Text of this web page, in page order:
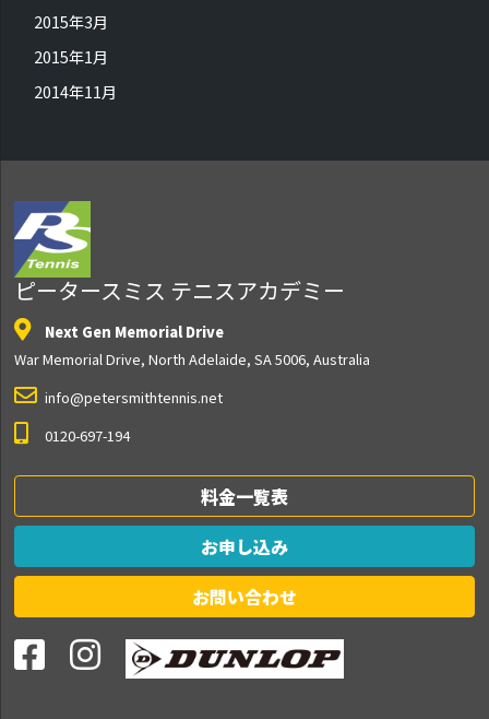
2015年3月
2015年1月
2014年11月
ピータースミス テニスアカデミー
Next Gen Memorial Drive
War Memorial Drive, North Adelaide, SA 5006, Australia
info@petersmithtennis.net
0120-697-194
料金一覧表
お申し込み
お問い合わせ